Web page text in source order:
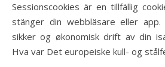
Sessionscookies är en tillfällig
stänger din webbläsare eller
sikker og økonomisk drift av din
Hva var Det europeiske kull- og